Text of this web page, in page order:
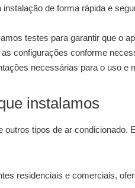
de forma rápida e
testes para garantir que o
configurações conforme
necessárias para o uso e
instalamos
outros tipos de ar condicionado.
residenciais e comerciais,